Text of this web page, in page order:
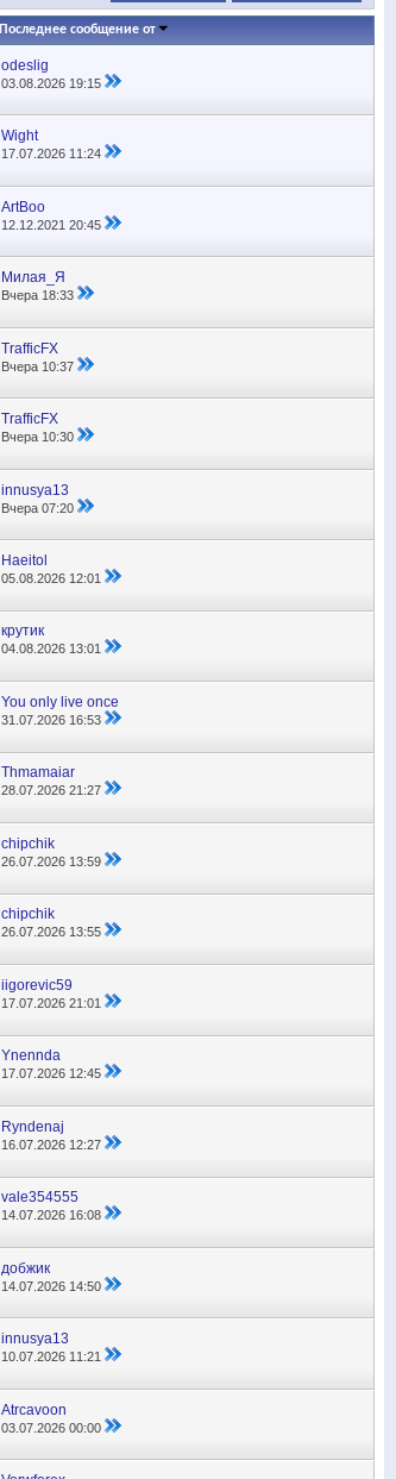
Последнее сообщение от
odeslig
03.08.2026 19:15
Wight
17.07.2026 11:24
ArtBoo
12.12.202120:45
Милая_Я
Вчера 18:33
TrafficFX
Вчера 10:37
TrafficFX
Вчера 10:30
innusya13
Вчера07:20
Haeitol
05.08.2026 12:01
крутик
04.08.202613:01
You only live once
31.07.2026 16:53
Thmamaiar
28.07.202621:27
chipchik
26.07.2026 13:59
chipchik
26.07.2026 13:55
iigorevic59
17.07.202621:01
Ynennda
17.07.2026 12:45
Ryndenaj
16.07.2026 12:27
vale354555
14.07.2026 16:08
добжик
14.07.2026 14:50
innusya13
10.07.2026 11:21
Atrcavoon
03.07.202600:00